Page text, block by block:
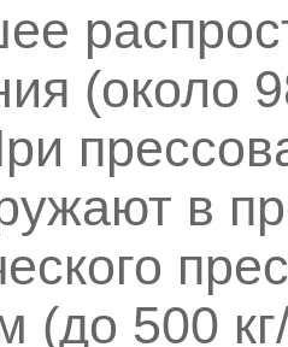
(около
в
(до 500